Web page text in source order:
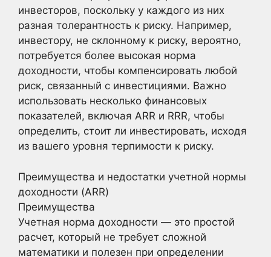
инвесторов, поскольку у каждого из них
разная толерантность к риску. Например,
инвестору, не склонному к риску, вероятно,
потребуется более высокая норма
доходности, чтобы компенсировать любой
риск, связанный с инвестициями. Важно
использовать несколько финансовых
показателей, включая ARR и RRR, чтобы
определить, стоит ли инвестировать, исходя
из вашего уровня терпимости к риску.
Преимущества и недостатки учетной нормы
доходности (ARR)
Преимущества
Учетная норма доходности — это простой
расчет, который не требует сложной
математики и полезен при определении